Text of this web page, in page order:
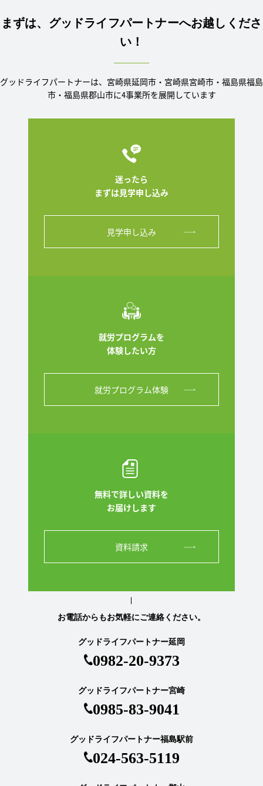
まずは、グッドライフパートナーへお越しくださ
い！
グッドライフパートナーは、宮崎県延岡市・宮崎県宮崎市・福島県福島
市・福島県郡山市に4事業所を展開しています
迷ったら
まずは見学申し込み
見学申し込み
就労プログラムを
体験したい方
就労プログラム体験
無料で詳しい資料を
お届けします
資料請求
お電話からもお気軽にご連絡ください。
グッドライフパートナー延岡
0982-20-9373
グッドライフパートナー宮崎
0985-83-9041
グッドライフパートナー福島駅前
024-563-5119